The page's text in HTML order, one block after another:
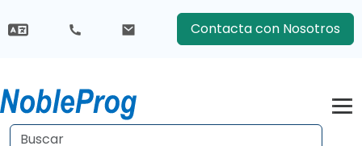
Contacta con Nosotros